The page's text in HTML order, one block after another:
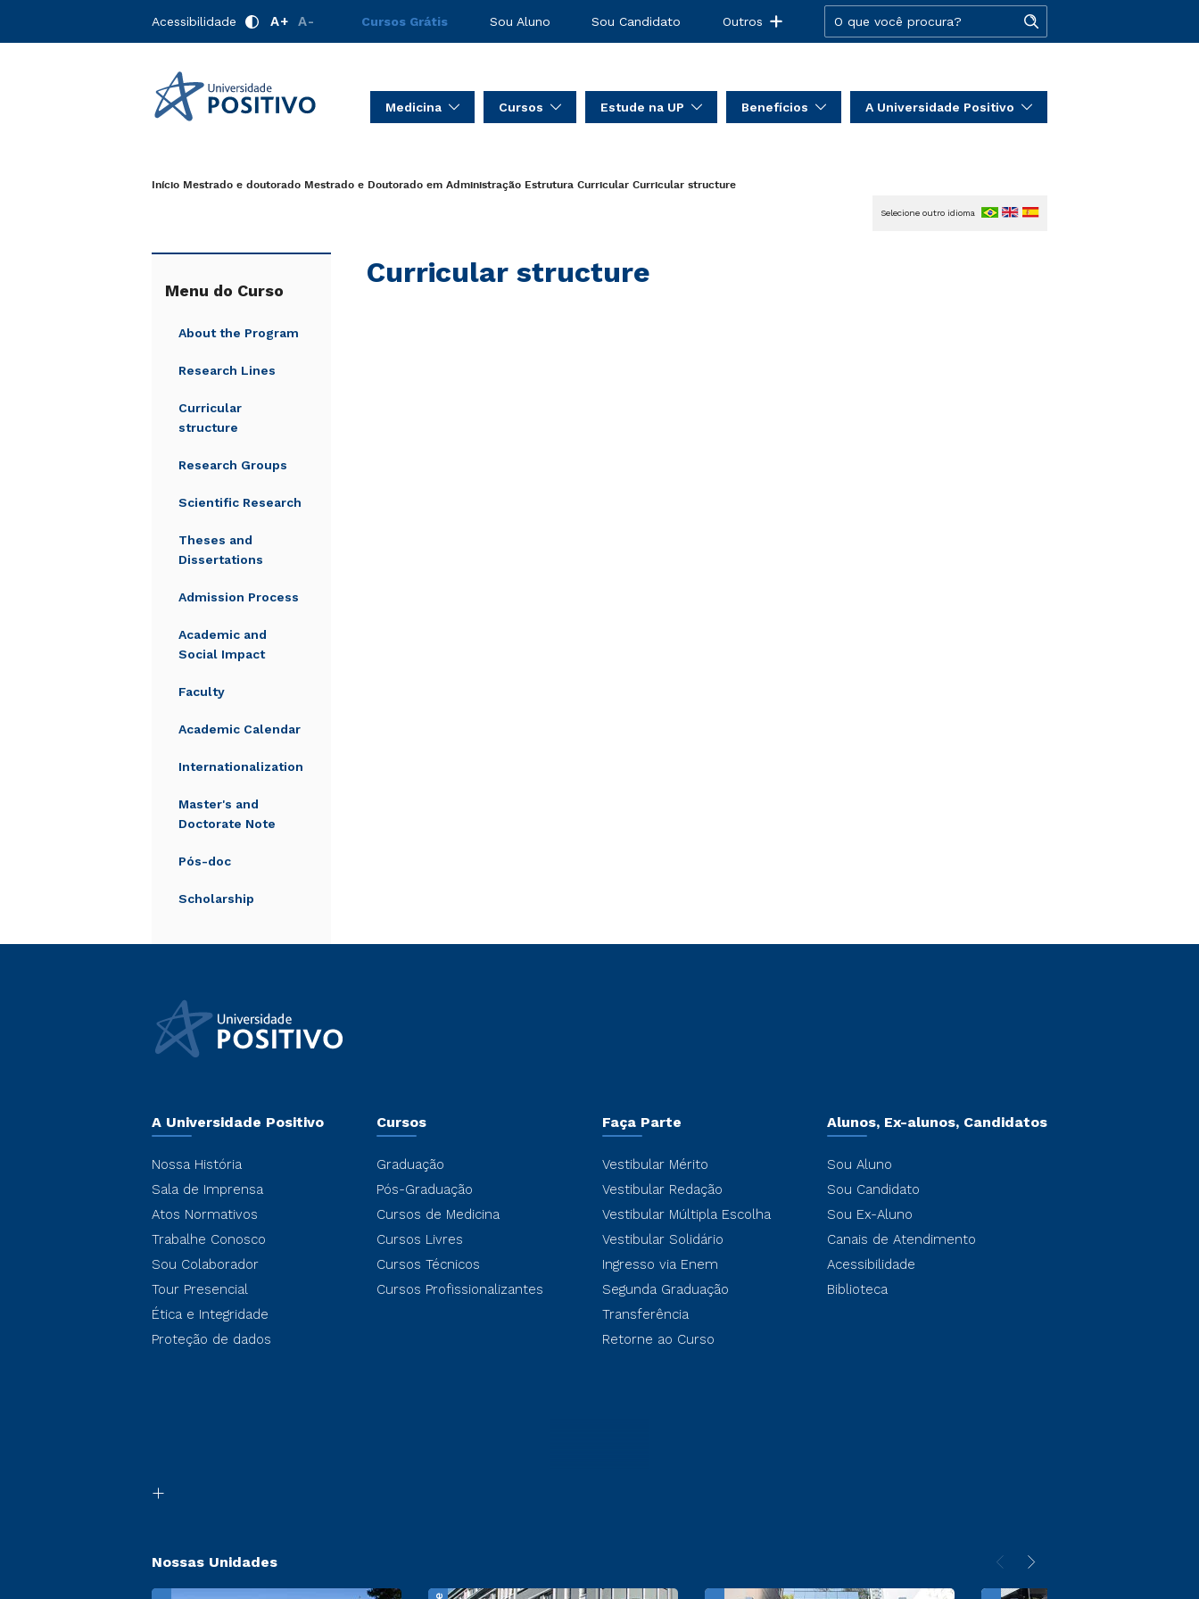
Acessibilidade A+ A- Cursos Grátis Sou Aluno Sou Candidato Outros
Medicina Cursos Estude na UP Benefícios A Universidade Positivo
Início Mestrado e doutorado Mestrado e Doutorado em Administração Estrutura Curricular Curricular structure
Menu do Curso
About the Program
Research Lines
Curricular
structure
Research Groups
Scientific Research
Theses and
Dissertations
Admission Process
Academic and
Social Impact
Faculty
Academic Calendar
Internationalization
Master's and
Doctorate Note
Pós-doc
Scholarship
Curricular structure
Selecione outro idioma
A Universidade Positivo
Nossa História
Sala de Imprensa
Atos Normativos
Trabalhe Conosco
Sou Colaborador
Tour Presencial
Ética e Integridade
Proteção de dados
Cursos
Graduação
Pós-Graduação
Cursos de Medicina
Cursos Livres
Cursos Técnicos
Cursos Profissionalizantes
Faça Parte
Vestibular Mérito
Vestibular Redação
Vestibular Múltipla Escolha
Vestibular Solidário
Ingresso via Enem
Segunda Graduação
Transferência
Retorne ao Curso
Alunos, Ex-alunos, Candidatos
Sou Aluno
Sou Candidato
Sou Ex-Aluno
Canais de Atendimento
Acessibilidade
Biblioteca
Nossas Unidades